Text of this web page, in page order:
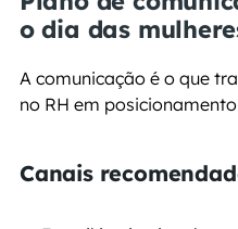
o dia das
A comunicação é o que
no RH em
Canais